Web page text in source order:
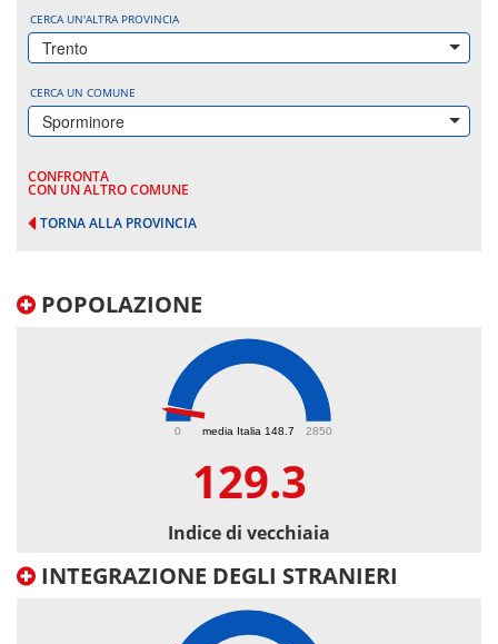
CERCA UN'ALTRA PROVINCIA
Trento
CERCA UN COMUNE
Sporminore
CONFRONTA
CON UN ALTRO COMUNE
TORNA ALLA PROVINCIA
POPOLAZIONE
media Italia 148.7
0 2850
129.3
Indice di vecchiaia
INTEGRAZIONE DEGLI STRANIERI